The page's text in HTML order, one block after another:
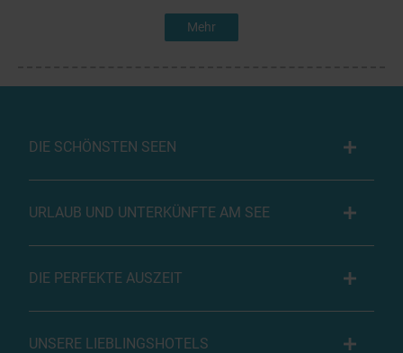
Mehr
DIE SCHÖNSTEN SEEN
URLAUB UND UNTERKÜNFTE AM SEE
DIE PERFEKTE AUSZEIT
UNSERE LIEBLINGSHOTELS